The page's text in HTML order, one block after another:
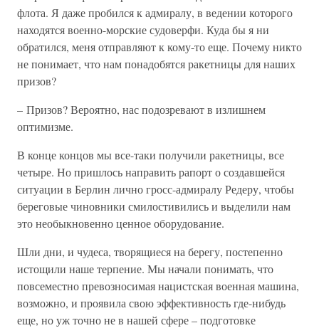
флота. Я даже пробился к адмиралу, в ведении которого
находятся военно-морские судоверфи. Куда бы я ни
обратился, меня отправляют к кому-то еще. Почему никто
не понимает, что нам понадобятся ракетницы для наших
призов?
– Призов? Вероятно, нас подозревают в излишнем
оптимизме.
В конце концов мы все-таки получили ракетницы, все
четыре. Но пришлось направить рапорт о создавшейся
ситуации в Берлин лично гросс-адмиралу Редеру, чтобы
береговые чиновники смилостивились и выделили нам
это необыкновенно ценное оборудование.
Шли дни, и чудеса, творящиеся на берегу, постепенно
истощили наше терпение. Мы начали понимать, что
повсеместно превозносимая нацистская военная машина,
возможно, и проявила свою эффективность где-нибудь
еще, но уж точно не в нашей сфере – подготовке